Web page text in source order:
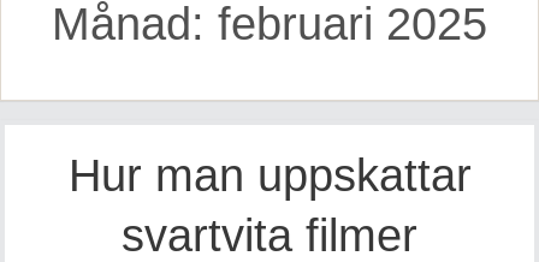
Månad: februari 2025
Hur man uppskattar
svartvita filmer